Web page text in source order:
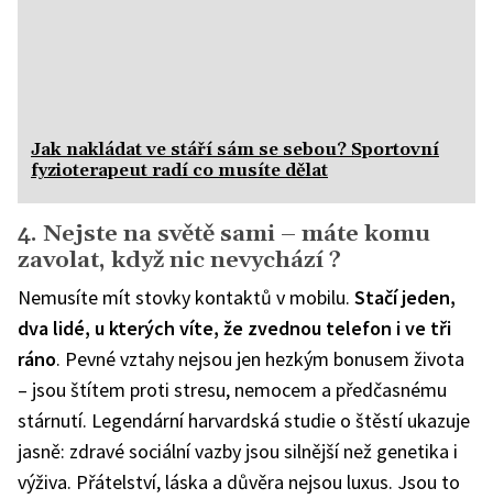
Jak nakládat ve stáří sám se sebou? Sportovní
fyzioterapeut radí co musíte dělat
4. Nejste na světě sami – máte komu
zavolat, když nic nevychází ?
Nemusíte mít stovky kontaktů v mobilu. Stačí jeden,
dva lidé, u kterých víte, že zvednou telefon i ve tři
ráno. Pevné vztahy nejsou jen hezkým bonusem života
– jsou štítem proti stresu, nemocem a předčasnému
stárnutí. Legendární harvardská studie o štěstí ukazuje
jasně: zdravé sociální vazby jsou silnější než genetika i
výživa. Přátelství, láska a důvěra nejsou luxus. Jsou to